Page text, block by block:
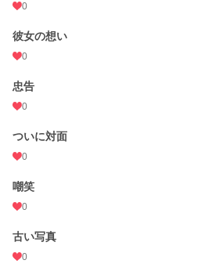
0
彼女の想い
0
忠告
0
ついに対面
0
嘲笑
0
古い写真
0